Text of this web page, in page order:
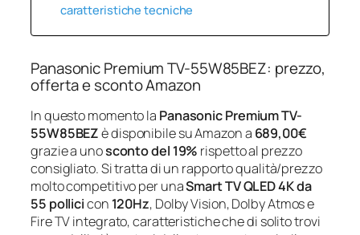
caratteristiche tecniche
Panasonic Premium TV-55W85BEZ: prezzo,
offerta e sconto Amazon
In questo momento la Panasonic Premium TV-
55W85BEZè disponibile su Amazon a 689,00€
grazie a unosconto del 19% rispetto al prezzo
consigliato. Si tratta di un rapporto qualità/prezzo
molto competitivo per unaSmart TV QLED 4K da
55 pollicicon 120Hz, Dolby Vision, Dolby Atmos e
Fire TV integrato, caratteristiche che di solito trovi